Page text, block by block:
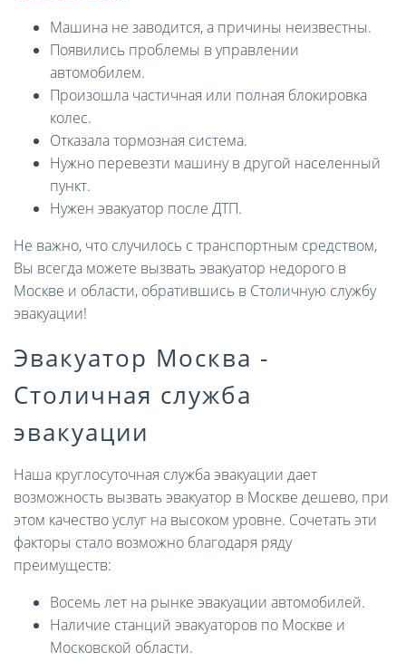
Машина не заводится, а причины неизвестны.
Появились проблемы в управлении
автомобилем.
Произошла частичная или полная блокировка
колес.
Отказала тормозная система.
Нужно перевезти машину в другой населенный
пункт.
Нужен эвакуатор после ДТП.
Не важно, что случилось с транспортным средством,
Вы всегда можете вызвать эвакуатор недорого в
Москве и области, обратившись в Столичную службу
эвакуации!
Эвакуатор Москва -
Столичная служба
эвакуации
Наша круглосуточная служба эвакуации дает
возможность вызвать эвакуатор в Москве дешево, при
этом качество услуг на высоком уровне. Сочетать эти
факторы стало возможно благодаря ряду
преимуществ:
Восемь лет на рынке эвакуации автомобилей.
Наличие станций эвакуаторов по Москве и
Московской области.